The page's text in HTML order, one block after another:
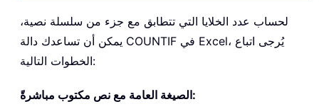
لحساب عدد الخلايا التي تتطابق مع جزء من سلسلة نصية،
يمكن أن تساعدك دالة COUNTIF في Excel، يُرجى اتباع
الخطوات التالية:
الصيغة العامة مع نص مكتوب مباشرةً: